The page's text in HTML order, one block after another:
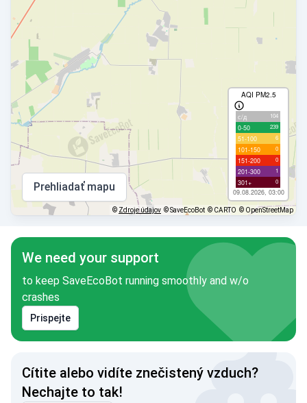
AQI PM2.5
с/д 104
0-50 239
51-100 6
101-150 0
151-200 0
201-300 1
301+ 0
09.08.2026, 03:00
Prehliadať mapu
© Zdroje údajov © SaveEcoBot © CARTO © OpenStreetMap
We need your support
to keep SaveEcoBot running smoothly and w/o
crashes
Prispejte
Cítite alebo vidíte znečistený vzduch?
Nechajte to tak!